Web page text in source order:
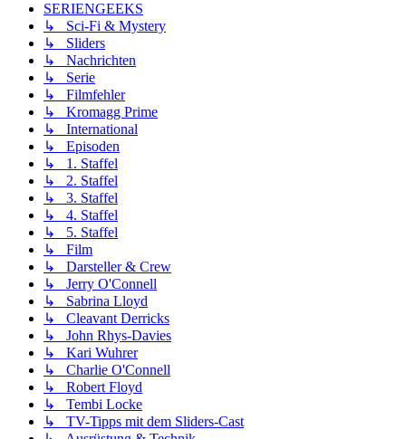
SERIENGEEKS
↳ Sci-Fi & Mystery
↳ Sliders
↳ Nachrichten
↳ Serie
↳ Filmfehler
↳ Kromagg Prime
↳ International
↳ Episoden
↳ 1. Staffel
↳ 2. Staffel
↳ 3. Staffel
↳ 4. Staffel
↳ 5. Staffel
↳ Film
↳ Darsteller & Crew
↳ Jerry O'Connell
↳ Sabrina Lloyd
↳ Cleavant Derricks
↳ John Rhys-Davies
↳ Kari Wuhrer
↳ Charlie O'Connell
↳ Robert Floyd
↳ Tembi Locke
↳ TV-Tipps mit dem Sliders-Cast